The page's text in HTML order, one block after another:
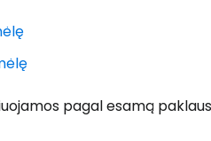
pagal esamą